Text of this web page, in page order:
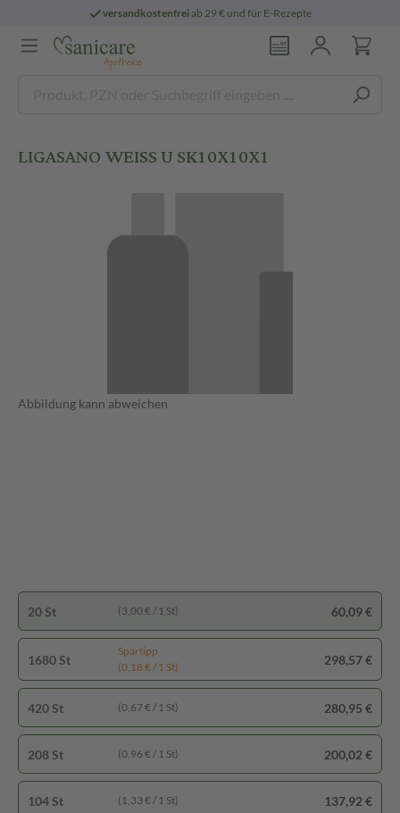
versandkostenfreiab 29 € und für E-Rezepte
LIGASANO WEISS U SK10X10X1
Abbildung kann abweichen
1680 St
Spartipp
(0,18 € / 1 St)
298,57 €
420 St (0,67 € / 1 St) 280,95 €
208 St (0,96 € / 1 St) 200,02 €
104 St (1,33 € / 1 St) 137,92 €
20 St (3,00 € / 1 St) 60,09 €